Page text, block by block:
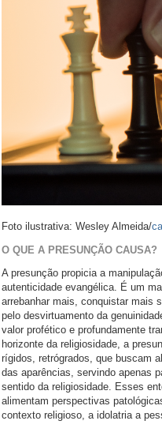
Foto ilustrativa: Wesley Almeida/
O QUE A PRESUNÇÃO CAUSA?
A presunção propicia a
autenticidade evangélica. É um
arrebanhar mais, conquistar mais
pelo desvirtuamento da
valor profético e profundamente
horizonte da religiosidade, a
rígidos, retrógrados, que buscam
das aparências, servindo apenas
sentido da religiosidade. Esses
alimentam perspectivas
contexto religioso, a idolatria a